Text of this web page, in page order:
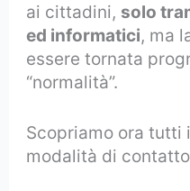
ai cittadini, solo
ed informatici, ma
essere tornata
“normalità”.
Scopriamo ora tutti
modalità di